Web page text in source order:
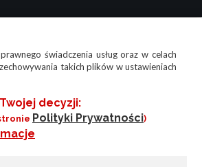
świadczenia usług oraz w celach
takich plików w ustawieniach
decyzji:
Polityki Prywatności)